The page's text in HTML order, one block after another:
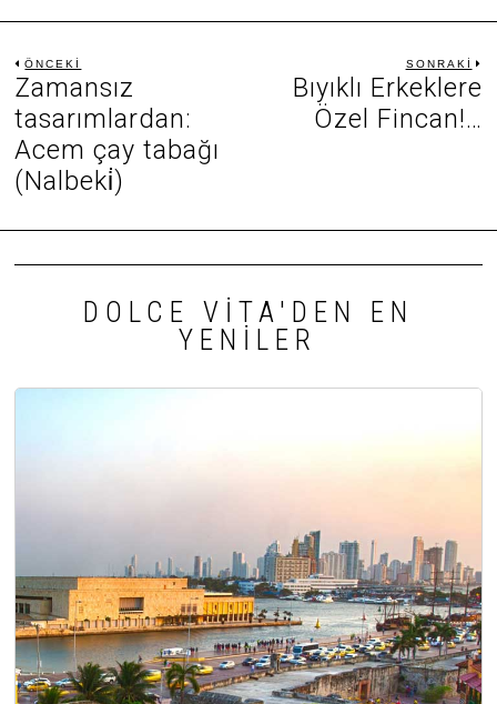
Yazı
gezinmesi
ÖNCEKI
Önceki
yazı:
Zamansız
tasarımlardan:
Acem çay tabağı
(Nalbeki̇)
SONRAKI
Bıyıklı Erkeklere
Özel Fincan!…
DOLCE VITA'DEN EN
YENILER